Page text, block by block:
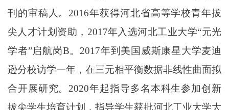
刊的审稿人。2016年获得河北省高等学校青年拔
尖人才计划资助，2017年入选河北工业大学“元光
学者”启航岗B。2017年到美国威斯康星大学麦迪
逊分校访学一年，在三元相平衡数据非线性曲面拟
合开展研究。2020年起指导多名本科生参加创新
拔尖学生培育计划，指导学生获批河北工业大学大